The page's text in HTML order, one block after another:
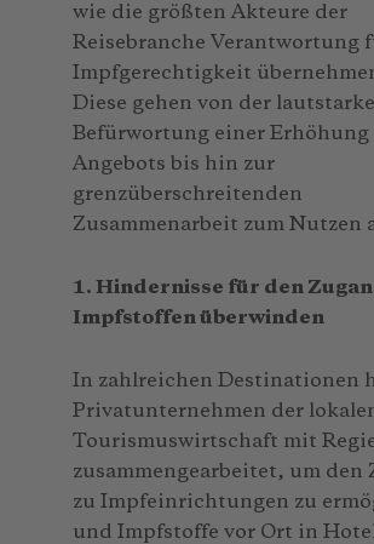
wie die größten Akteure der
Reisebranche Verantwortung
Impfgerechtigkeit
Diese gehen von der
Befürwortung einer Erhöhung
Angebots bis hin zur
grenzüberschreitenden
Zusammenarbeit zum Nutzen
1. Hindernisse für den
Impfstoffen überwinden
In zahlreichen Destinationen
Privatunternehmen der
Tourismuswirtschaft mit
zusammengearbeitet, um den
zu Impfeinrichtungen zu
und Impfstoffe vor Ort in